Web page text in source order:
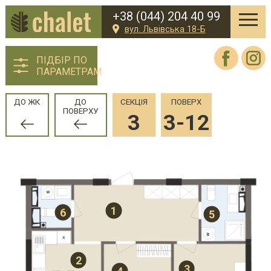
+38 (044) 204 40 99
вул. Львівська 18-Б
ПІДБІР ПО
ПАРАМЕТРАМ
ДО ЖК
ДО
ПОВЕРХУ
СЕКЦІЯ
3
ПОВЕРХ
3-12
1
2
3
5
6